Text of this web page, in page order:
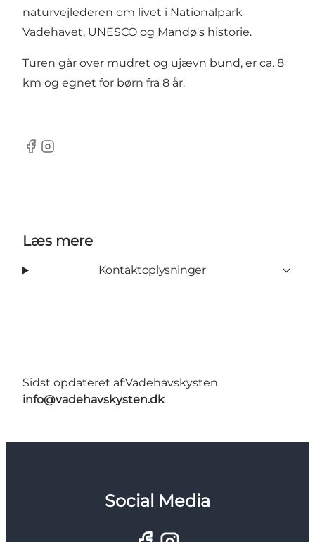
naturvejlederen om livet i Nationalpark
Vadehavet, UNESCO og Mandø's historie.
Turen går over mudret og ujævn bund, er ca. 8
km og egnet for børn fra 8 år.
Facebook
Instagram
Læs mere
Kontaktoplysninger
Sidst opdateret af:Vadehavskysten
info@vadehavskysten.dk
Social Media